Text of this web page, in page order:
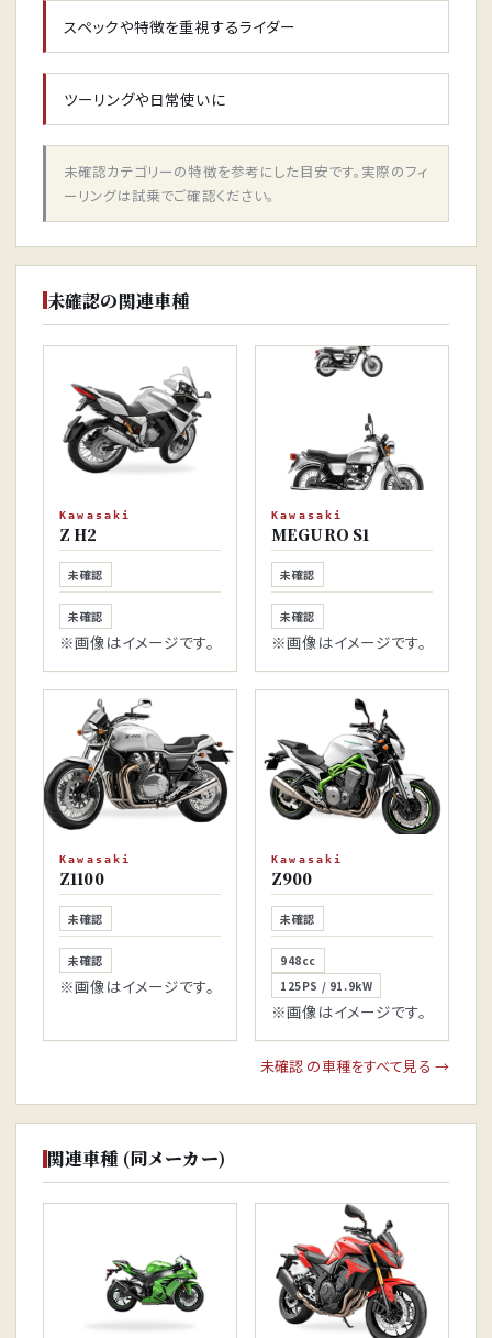
スペックや特徴を重視するライダー
ツーリングや日常使いに
未確認カテゴリーの特徴を参考にした目安です。実際のフィ
ーリングは試乗でご確認ください。
未確認の関連車種
Kawasaki
Z H2
未確認
未確認
※画像はイメージです。
Kawasaki
MEGURO S1
未確認
未確認
※画像はイメージです。
Kawasaki
Z1100
未確認
未確認
※画像はイメージです。
Kawasaki
Z900
未確認
948cc
125PS / 91.9kW
※画像はイメージです。
未確認 の車種をすべて見る →
関連車種 (同メーカー)